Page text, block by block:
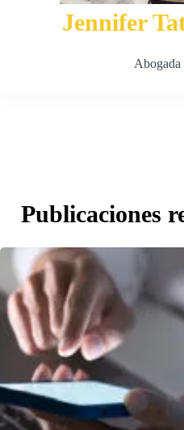
Jennifer
Abogada
Publicaciones